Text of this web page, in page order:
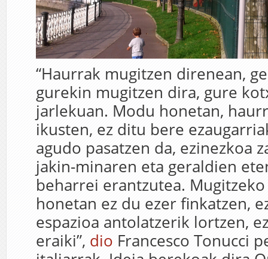
“Haurrak mugitzen direnean,
gurekin mugitzen dira, gure
jarlekuan. Modu honetan,
ikusten, ez ditu bere
agudo pasatzen da, ezinezkoa
jakin-minaren eta geraldien
beharrei erantzutea.
honetan ez du ezer finkatzen,
espazioa antolatzerik lortzen,
eraiki”, dio Francesco Tonucci